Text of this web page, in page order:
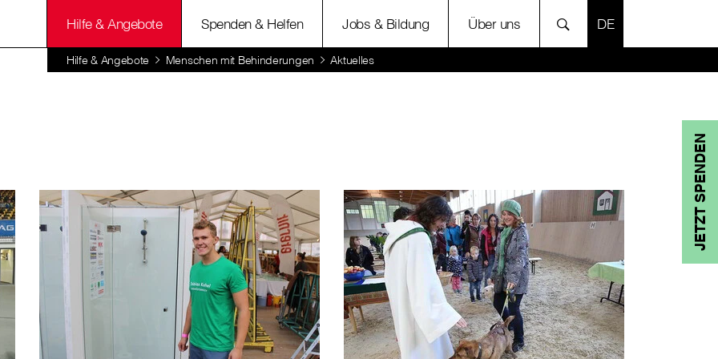
Hilfe & Angebote Spenden & Helfen Jobs & Bildung Über uns SPRACHE
Hilfe & Angebote Menschen mit Behinderungen Aktuelles
JETZT SPENDEN